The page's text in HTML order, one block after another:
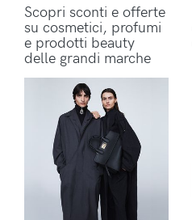
Scopri sconti e offerte
su cosmetici, profumi
e prodotti beauty
delle grandi marche